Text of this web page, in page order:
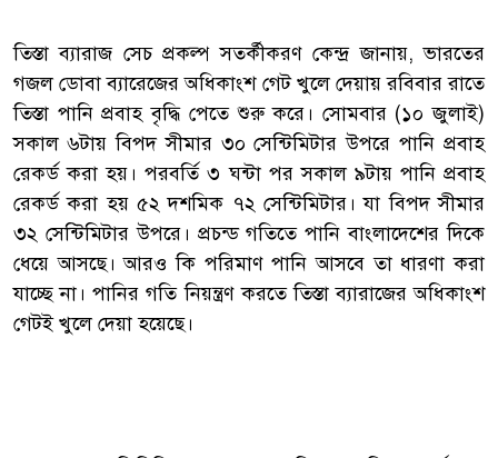
তিস্তা ব্যারাজ সেচ প্রকল্প সতর্কীকরণ কেন্দ্র জানায়, ভারতের
গজল ডোবা ব্যারেজের অধিকাংশ গেট খুলে দেয়ায় রবিবার রাতে
তিস্তা পানি প্রবাহ বৃদ্ধি পেতে শুরু করে। সোমবার (১০ জুলাই)
সকাল ৬টায় বিপদ সীমার ৩০ সেন্টিমিটার উপরে পানি প্রবাহ
রেকর্ড করা হয়। পরবর্তি ৩ ঘন্টা পর সকাল ৯টায় পানি প্রবাহ
রেকর্ড করা হয় ৫২ দশমিক ৭২ সেন্টিমিটার। যা বিপদ সীমার
৩২ সেন্টিমিটার উপরে। প্রচন্ড গতিতে পানি বাংলাদেশের দিকে
ধেয়ে আসছে। আরও কি পরিমাণ পানি আসবে তা ধারণা করা
যাচ্ছে না। পানির গতি নিয়ন্ত্রণ করতে তিস্তা ব্যারাজের অধিকাংশ
গেটই খুলে দেয়া হয়েছে।